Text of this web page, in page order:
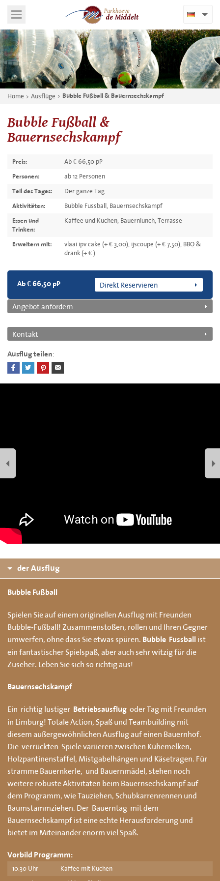
Home Ausflüge Bubble Fußball & Bauernsechskampf
Bubble Fußball &
Bauernsechskampf
Preis: Ab € 66,50 pP
Personen: ab 12 Personen
Teil des Tages: Der ganze Tag
Aktivitäten: Bubble Fussball, Bauernsechskampf
Essen und
Trinken:
Kaffee und Kuchen, Bauernlunch, Terrasse
Erweitern mit:
vlaai ipv cake (+ € 3,00), ijscoupe (+ € 7,50), BBQ &
drank (+ € )
Ab € 66,50 pP
Direkt Reservieren
Angebot anfordern
Kontakt
Ausflug teilen:
der Ausflug
Bubble Fußball
Spielen Sie auf einem originellen Ausflug mit Freunden
Bubble-Fußball! Zusammenstoßen, rollen und Ihren Gegner
umwerfen, ohne dass Sie etwas spüren. Bubble Fussball ist
ein fantastischer Spielspaß, aber auch sehr witzig für die
Zuseher. Leben Sie sich so richtig aus!
Bauernsechskampf
Ein richtig lustiger Betriebsausflug oder Tag mit Freunden
in Limburg! Totale Action, Spaß und Teambuilding mit
diesem außergewöhnlichen Ausflug auf einen Bauernhof.
Die verrückten Spiele variieren zwischen Kühemelken,
Holzpantinenstaffel, Mistgabelhängen und Käsetragen. Für
stramme Bauernkerle, und Bauernmädel, stehen noch
weitere robuste Aktivitäten beim Bauernsechskampf auf
dem Programm, wie Tauziehen, Schubkarrenrennen und
Baumstammziehen. Der Bauerntag mit dem
Bauernsechskampf ist eine echte Herausforderung und
bietet im Miteinander enorm viel Spaß.
Vorbild Programm:
10.30 Uhr
Kaffee mit Kuchen